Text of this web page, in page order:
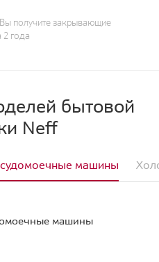
получите закрывающие
2 года
бытовой
Neff
машины
машины